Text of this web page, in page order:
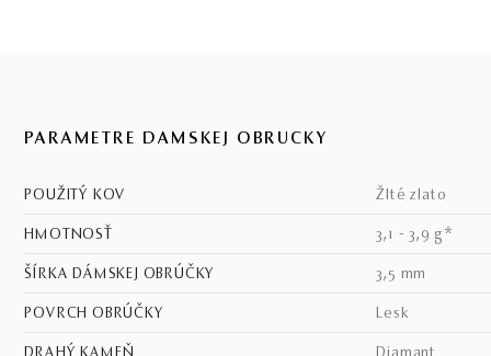
PARAMETRE DÁMSKEJ OBRÚČKY
POUŽITÝ KOV žlté zlato
HMOTNOSŤ 3,1 - 3,9 g*
ŠÍRKA DÁMSKEJ OBRÚČKY 3,5 mm
POVRCH OBRÚČKY lesk